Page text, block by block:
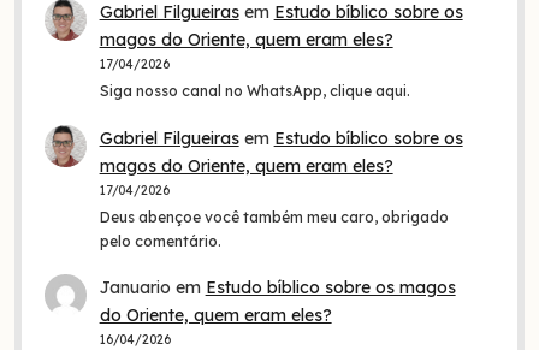
Gabriel Filgueirasem Estudo bíblico sobre os
magos do Oriente, quem eram eles?
17/04/2026
Siga nosso canal no WhatsApp, clique aqui.
Gabriel Filgueirasem Estudo bíblico sobre os
magos do Oriente, quem eram eles?
17/04/2026
Deus abençoe você também meu caro, obrigado
pelo comentário.
Januario em Estudo bíblico sobre os magos
do Oriente, quem eram eles?
16/04/2026